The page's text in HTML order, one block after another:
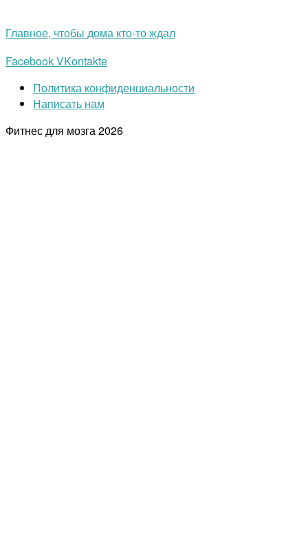
Главное, чтобы дома кто-то ждал
FacebookVKontakte
Политика конфиденциальности
Написать нам
Фитнес для мозга2026